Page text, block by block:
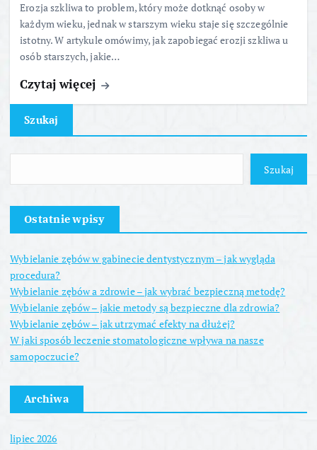
Erozja szkliwa to problem, który może dotknąć osoby w
każdym wieku, jednak w starszym wieku staje się szczególnie
istotny. W artykule omówimy, jak zapobiegać erozji szkliwa u
osób starszych, jakie…
Czytaj więcej
Szukaj
Szukaj
Ostatnie wpisy
Wybielanie zębów w gabinecie dentystycznym – jak wygląda
procedura?
Wybielanie zębów a zdrowie – jak wybrać bezpieczną metodę?
Wybielanie zębów – jakie metody są bezpieczne dla zdrowia?
Wybielanie zębów – jak utrzymać efekty na dłużej?
W jaki sposób leczenie stomatologiczne wpływa na nasze
samopoczucie?
Archiwa
lipiec 2026